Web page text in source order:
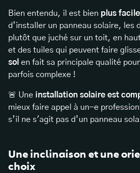
Bien entendu, il est bien plus facile
d’installer un panneau solaire, les
plutôt que juché sur un toit, en
et des tuiles qui peuvent faire
sol en fait sa principale qualité
parfois complexe !
🚨 Une installation solaire est
mieux faire appel à un-e
s’il ne s'agit pas d’un panneau
Une inclinaison et une
choix